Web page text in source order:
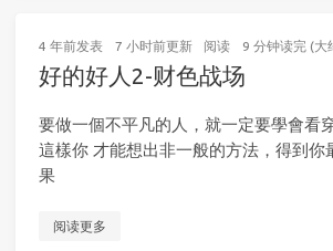
4 年前发表 7 小时前更新 阅读 9 分钟读完 (大
好的好人2-财色战场
要做一個不平凡的人，就一定要學會看
這樣你 才能想出非一般的方法，得到你
果
阅读更多